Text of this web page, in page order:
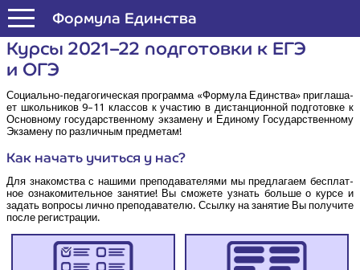
Формула Единства
Кур­сы 2021–22 под­го­тов­ки к ЕГЭ
и ОГЭ
Соци­аль­но-педа­го­ги­че­ская про­грам­ма «Фор­му­ла Един­ства» при­гла­ша­
ет школь­ни­ков 9–11 клас­сов к уча­стию в дистан­ци­он­ной под­го­тов­ке к
Основ­но­му госу­дар­ствен­но­му экза­ме­ну и Еди­но­му Госу­дар­ствен­но­му
Экза­ме­ну по раз­лич­ным предметам!
Как начать учить­ся у нас?
Для зна­ком­ства с наши­ми пре­по­да­ва­те­ля­ми мы пред­ла­га­ем бес­плат­
ное озна­ко­ми­тель­ное заня­тие! Вы смо­же­те узнать боль­ше о кур­се и
задать вопро­сы лич­но пре­по­да­ва­те­лю. Ссыл­ку на заня­тие Вы полу­чи­те
после регистрации.